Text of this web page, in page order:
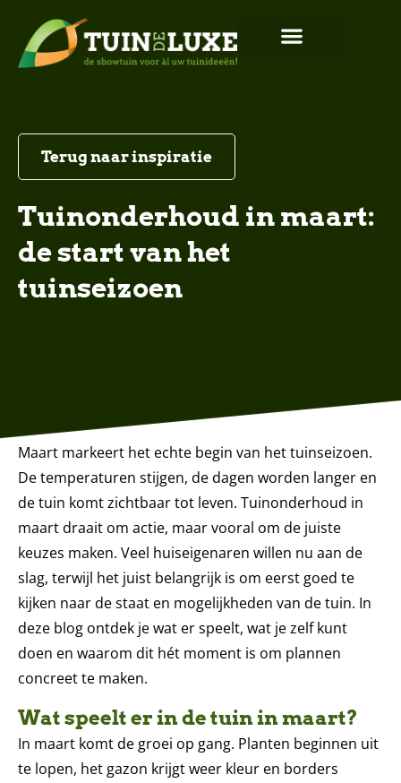
Terug naar inspiratie
Tuinonderhoud in maart:
de start van het
tuinseizoen
Maart markeert het echte begin van het tuinseizoen.
De temperaturen stijgen, de dagen worden langer en
de tuin komt zichtbaar tot leven. Tuinonderhoud in
maart draait om actie, maar vooral om de juiste
keuzes maken. Veel huiseigenaren willen nu aan de
slag, terwijl het juist belangrijk is om eerst goed te
kijken naar de staat en mogelijkheden van de tuin. In
deze blog ontdek je wat er speelt, wat je zelf kunt
doen en waarom dit hét moment is om plannen
concreet te maken.
Wat speelt er in de tuin in maart?
In maart komt de groei op gang. Planten beginnen uit
te lopen, het gazon krijgt weer kleur en borders